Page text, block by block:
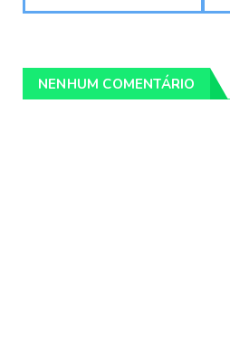
NENHUM COMENTÁRIO